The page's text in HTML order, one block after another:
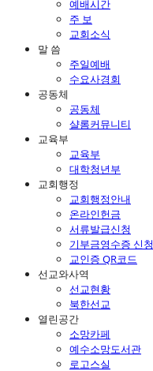
예배시간
주 보
교회소식
말 씀
주일예배
수요사경회
공동체
공동체
샬롬커뮤니티
교육부
교육부
대학청년부
교회행정
교회행정안내
온라인헌금
서류발급신청
기부금영수증 신청
교인증 QR코드
선교와사역
선교현황
북한선교
열린공간
소망카페
예수소망도서관
로고스실